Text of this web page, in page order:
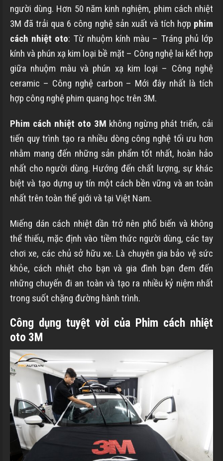
người dùng. Hơn 50 năm kinh nghiệm, phim cách nhiệt
3M đã trải qua 6 công nghệ sản xuất và tích hợp phim
cách nhiệt oto: Từ nhuộm kính màu – Tráng phủ lớp
kính và phún xạ kim loại bề mặt – Công nghệ lai kết hợp
giữa nhuộm màu và phún xạ kim loại – Công nghệ
ceramic – Công nghệ carbon – Mới đây nhất là tích
hợp công nghệ phim quang học trên 3M.
Phim cách nhiệt oto 3M không ngừng phát triển, cải
tiến quy trình tạo ra nhiều dòng công nghệ tối ưu hơn
nhằm mang đến những sản phẩm tốt nhất, hoàn hảo
nhất cho người dùng. Hướng đến chất lượng, sự khác
biệt và tạo dựng uy tín một cách bền vững và an toàn
nhất trên toàn thế giới và tại Việt Nam.
Miếng dán cách nhiệt dần trở nên phổ biến và không
thể thiếu, mặc định vào tiềm thức người dùng, các tay
chơi xe, các chủ sở hữu xe. Là chuyên gia bảo vệ sức
khỏe, cách nhiệt cho bạn và gia đình bạn đem đến
những chuyến đi an toàn và tạo ra nhiều kỷ niệm nhất
trong suốt chặng đường hành trình.
Công dụng tuyệt vời của Phim cách nhiệt
oto 3M